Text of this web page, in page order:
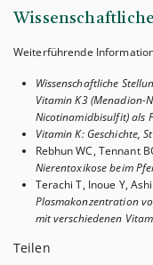
Teilen
Weiterführende
Wissenschaftliche
Vitamin K3
Nicotinamidbisulfit) als
Vitamin K: Geschichte,
Rebhun WC, Tennant
Nierentoxikose beim
Terachi T, Inoue Y,
Plasmakonzentration
mit verschiedenen